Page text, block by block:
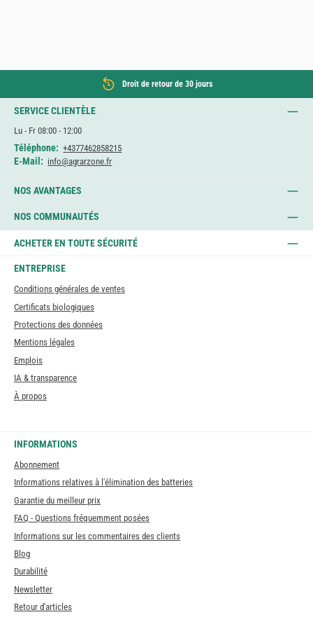
Droit de retour de 30 jours
SERVICE CLIENTÈLE
Lu - Fr 08:00 - 12:00
Téléphone: +4377462858215
E-Mail: info@agrarzone.fr
NOS AVANTAGES
NOS COMMUNAUTÉS
ACHETER EN TOUTE SÉCURITÉ
ENTREPRISE
Conditions générales de ventes
Certificats biologiques
Protections des données
Mentions légales
Emplois
IA & transparence
À propos
INFORMATIONS
Abonnement
Informations relatives à l'élimination des batteries
Garantie du meilleur prix
FAQ - Questions fréquemment posées
Informations sur les commentaires des clients
Blog
Durabilité
Newsletter
Retour d'articles